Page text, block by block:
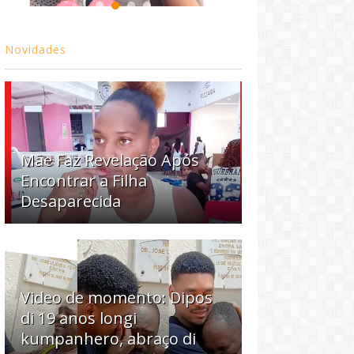
Novidades
Mãe Faz Revelação Após
Encontrar a Filha
Desaparecida
Video de momento: Dipos
di 19 anos longi
kumpanhero, abraço di